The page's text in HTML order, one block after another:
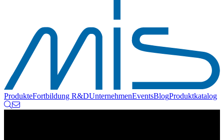
ProdukteFortbildung R&DUnternehmenEventsBlogProduktkatalog